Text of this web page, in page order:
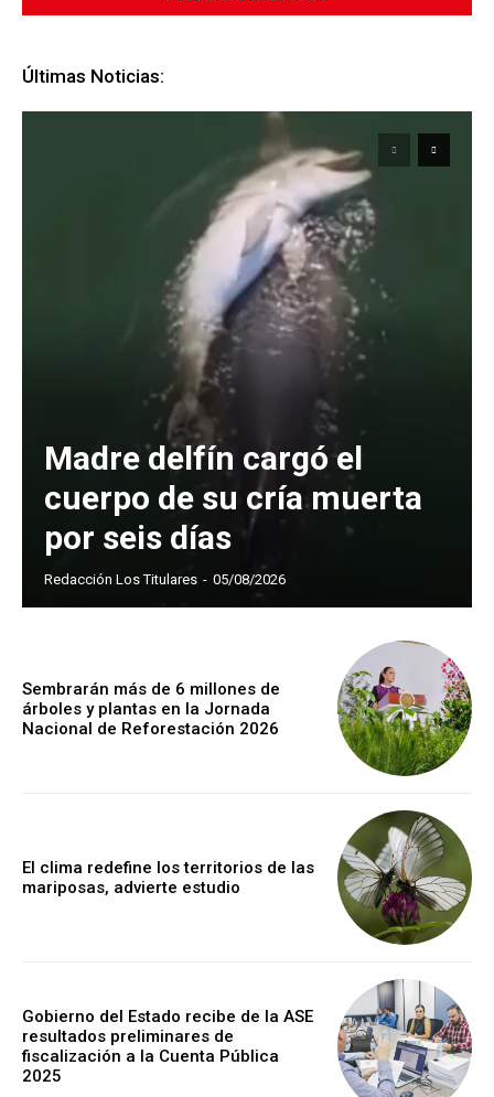
Últimas Noticias:
Madre delfín cargó el
cuerpo de su cría muerta
por seis días
Redacción Los Titulares - 05/08/2026
Sembrarán más de 6 millones de
árboles y plantas en la Jornada
Nacional de Reforestación 2026
El clima redefine los territorios de las
mariposas, advierte estudio
Gobierno del Estado recibe de la ASE
resultados preliminares de
fiscalización a la Cuenta Pública
2025